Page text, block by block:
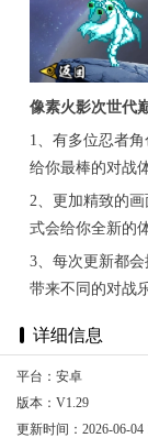
像素火影次世代
1、有多位忍者
给你最棒的对战
2、更加精致的
式会给你全新的
3、每次更新都
带来不同的对战
详细信息
平台：安卓
版本：V1.29
更新时间：2026-06-04